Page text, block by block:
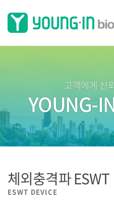
고객에게 신
YOUNG-
체외충격파 ESWT
ESWT DEVICE